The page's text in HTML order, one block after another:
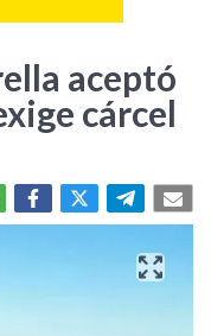
aceptó
cárcel